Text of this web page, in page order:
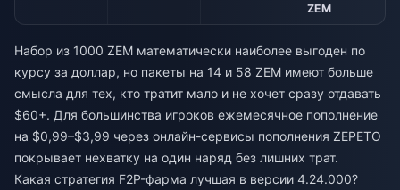
ZEM
Набор из 1000 ZEM математически наиболее выгоден по
курсу за доллар, но пакеты на 14 и 58 ZEM имеют больше
смысла для тех, кто тратит мало и не хочет сразу отдавать
$60+. Для большинства игроков ежемесячное пополнение
на $0,99–$3,99 через онлайн-сервисы пополнения ZEPETO
покрывает нехватку на один наряд без лишних трат.
Какая стратегия F2P-фарма лучшая в версии 4.24.000?